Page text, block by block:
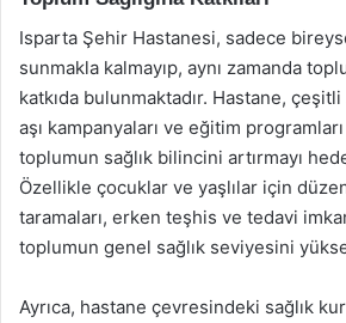
Isparta Şehir Hastanesi, sadece
sunmakla kalmayıp, aynı zamanda
katkıda bulunmaktadır. Hastane, çeşitli
aşı kampanyaları ve eğitim
toplumun sağlık bilincini artırmayı
Özellikle çocuklar ve yaşlılar için
taramaları, erken teşhis ve tedavi
toplumun genel sağlık seviyesini
Ayrıca, hastane çevresindeki sağlık